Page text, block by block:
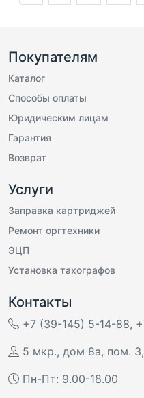
Покупателям
Каталог
Способы оплаты
Юридическим лицам
Гарантия
Возврат
Услуги
Заправка картриджей
Ремонт оргтехники
ЭЦП
Установка тахографов
Контакты
+7 (39-145) 5-14-88,
5 мкр., дом 8а, пом. 3,
Пн-Пт: 9.00-18.00